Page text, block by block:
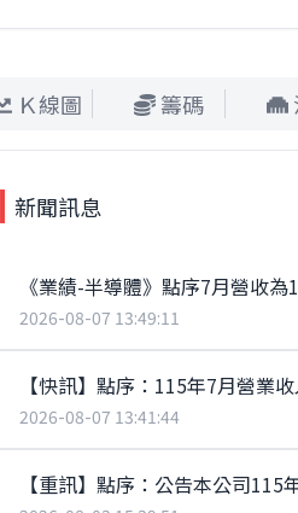
Ｋ線圖 籌碼
新聞訊息
《業績-半導體》點序7月營收
2026-08-07 13:49:11
【快訊】點序：115年7月營業
2026-08-07 13:41:44
【重訊】點序：公告本公司